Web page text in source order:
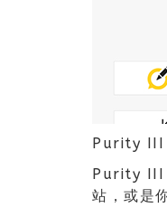
Purity III
Purity III
站，或是